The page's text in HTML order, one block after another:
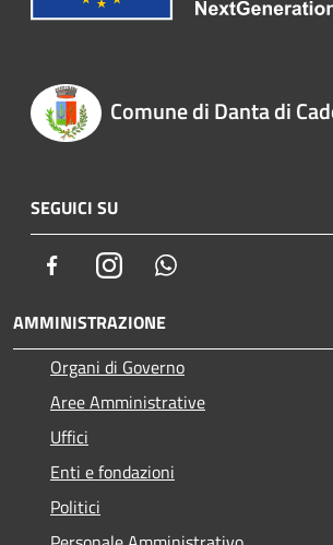
Comune di Danta di
SEGUICI SU
FacebookInstagram
AMMINISTRAZIONE
Organi di Governo
Aree Amministrative
Uffici
Enti e fondazioni
Politici